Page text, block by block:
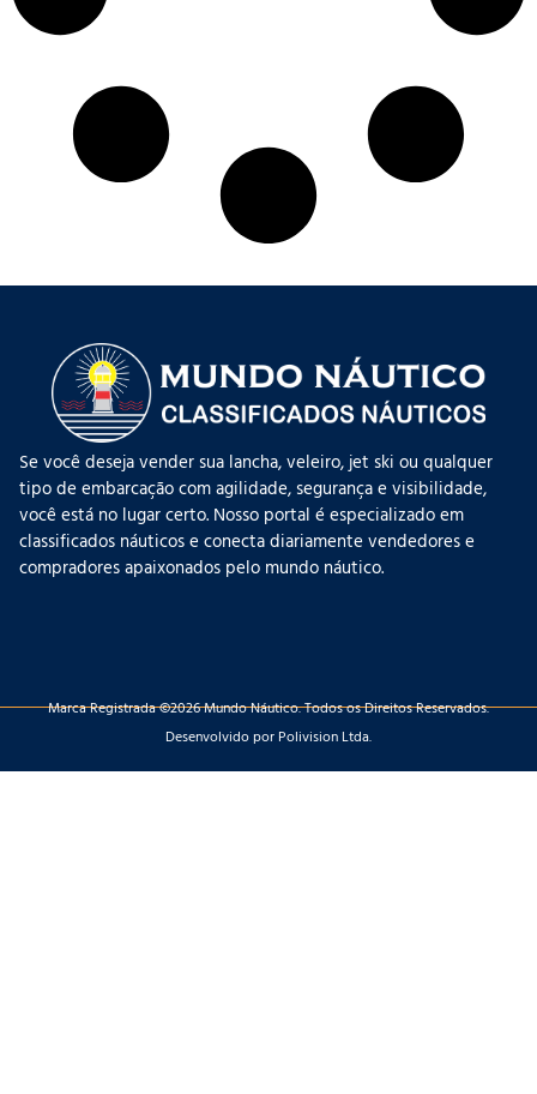
Se você deseja vender sua lancha, veleiro, jet ski ou qualquer
tipo de embarcação com agilidade, segurança e visibilidade,
você está no lugar certo. Nosso portal é especializado em
classificados náuticos e conecta diariamente vendedores e
compradores apaixonados pelo mundo náutico.
Marca Registrada ©2026 Mundo Náutico. Todos os Direitos Reservados.
Desenvolvido por Polivision Ltda.